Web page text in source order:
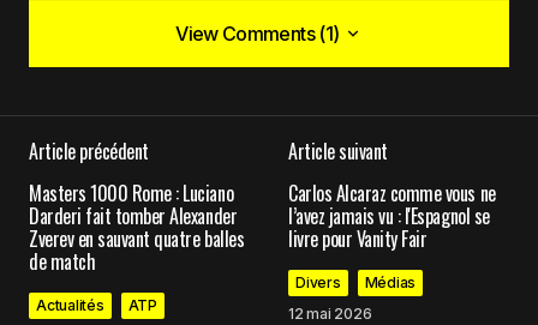
View Comments (1)
View Comments (1)
Vamos Sacha !!!
Repos, confiance et beau jeu .bats toi jusqu’au
bout.
Iza
13 mai 2026 at 09:11
Répondre
Article précédent
Masters 1000 Rome : Luciano
Darderi fait tomber Alexander
Zverev en sauvant quatre balles
de match
Actualités
ATP
Article suivant
Carlos Alcaraz comme vous ne
l’avez jamais vu : l'Espagnol se
livre pour Vanity Fair
Divers
Médias
12 mai 2026